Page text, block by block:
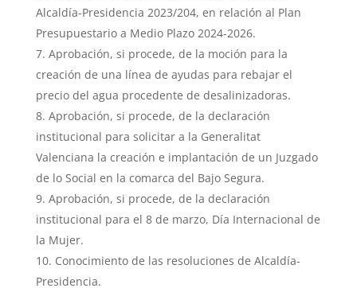
Alcaldía-Presidencia 2023/204, en relación al Plan
Presupuestario a Medio Plazo 2024-2026.
Aprobación, si procede, de la moción para la
creación de una línea de ayudas para rebajar el
precio del agua procedente de desalinizadoras.
Aprobación, si procede, de la declaración
institucional para solicitar a la Generalitat
Valenciana la creación e implantación de un Juzgado
de lo Social en la comarca del Bajo Segura.
Aprobación, si procede, de la declaración
institucional para el 8 de marzo, Día Internacional de
la Mujer.
Conocimiento de las resoluciones de Alcaldía-
Presidencia.